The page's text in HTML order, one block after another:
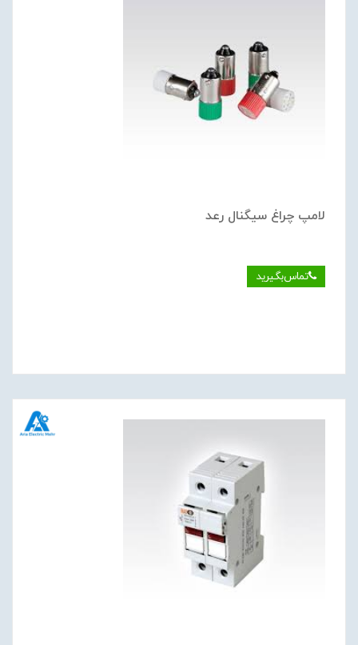
لامپ چراغ سيگنال رعد
تماس‌بگیرید